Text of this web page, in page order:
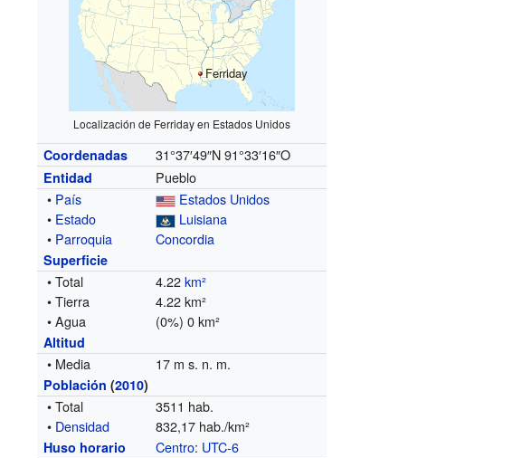
Ferriday
Localización de Ferriday en Estados Unidos
Coordenadas 31°37′49″N 91°33′16″O
Entidad
Pueblo
• País
Estados Unidos
• Estado
Luisiana
• Parroquia Concordia
Superficie
• Total 4.22km²
• Tierra
4.22 km²
• Agua
(0%) 0 km²
Altitud
• Media 17 m s. n. m.
Población (2010)
• Total
3511 hab.
• Densidad 832,17 hab./km²
Huso horario Centro: UTC-6